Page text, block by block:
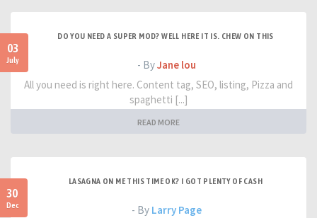
03
July
DO YOU NEED A SUPER MOD? WELL HERE IT IS. CHEW ON THIS
- ByJane lou
All you need is right here. Content tag, SEO, listing, Pizza and
spaghetti [...]
READ MORE
30
Dec
LASAGNA ON ME THIS TIME OK? I GOT PLENTY OF CASH
- By Larry Page